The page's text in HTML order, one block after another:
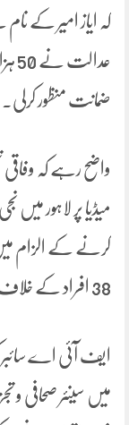
کہ ایاز امیر کے
ضمانت منظور کرلی۔
واضح رہے کہ
میڈیا پر لاہور میں
38 افراد کے خلاف مقدمہ درج کیا تھا۔
ایف آئی اے
میں سینئر صحافی و